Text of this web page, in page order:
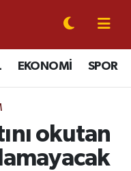
EKONOMİ SPOR
okutan
Haritası